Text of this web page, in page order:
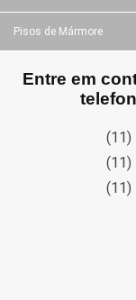
Pisos de Mármore
Entre em
(11)
(11)
(11)